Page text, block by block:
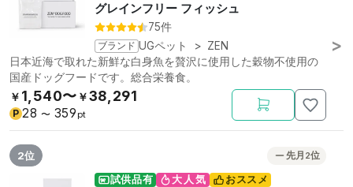
グレインフリー フィッシュ
75件
ブランド UGペット > ZEN
日本近海で取れた新鮮な白身魚を贅沢に使用した穀物不使用の
国産ドッグフードです。総合栄養食。
￥ 1,540〜 ￥38,291
P 28 〜 359 pt
2位 先月2位
試供品有 大人気 おススメ